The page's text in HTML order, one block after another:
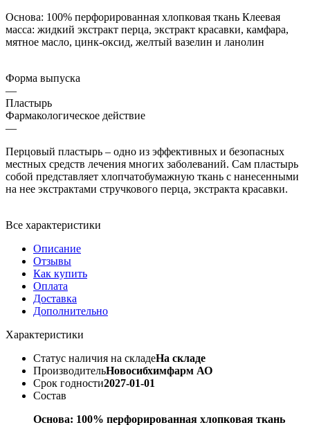
Основа: 100% перфорированная хлопковая ткань Клеевая
масса: жидкий экстракт перца, экстракт красавки, камфара,
мятное масло, цинк-оксид, желтый вазелин и ланолин
Форма выпуска
—
Пластырь
Фармакологическое действие
—
Перцовый пластырь – одно из эффективных и безопасных
местных средств лечения многих заболеваний. Сам пластырь
собой представляет хлопчатобумажную ткань с нанесенными
на нее экстрактами стручкового перца, экстракта красавки.
Все характеристики
Описание
Отзывы
Как купить
Оплата
Доставка
Дополнительно
Характеристики
Статус наличия на складеНа складе
ПроизводительНовосибхимфарм АО
Срок годности2027-01-01
Состав
Основа: 100% перфорированная хлопковая ткань